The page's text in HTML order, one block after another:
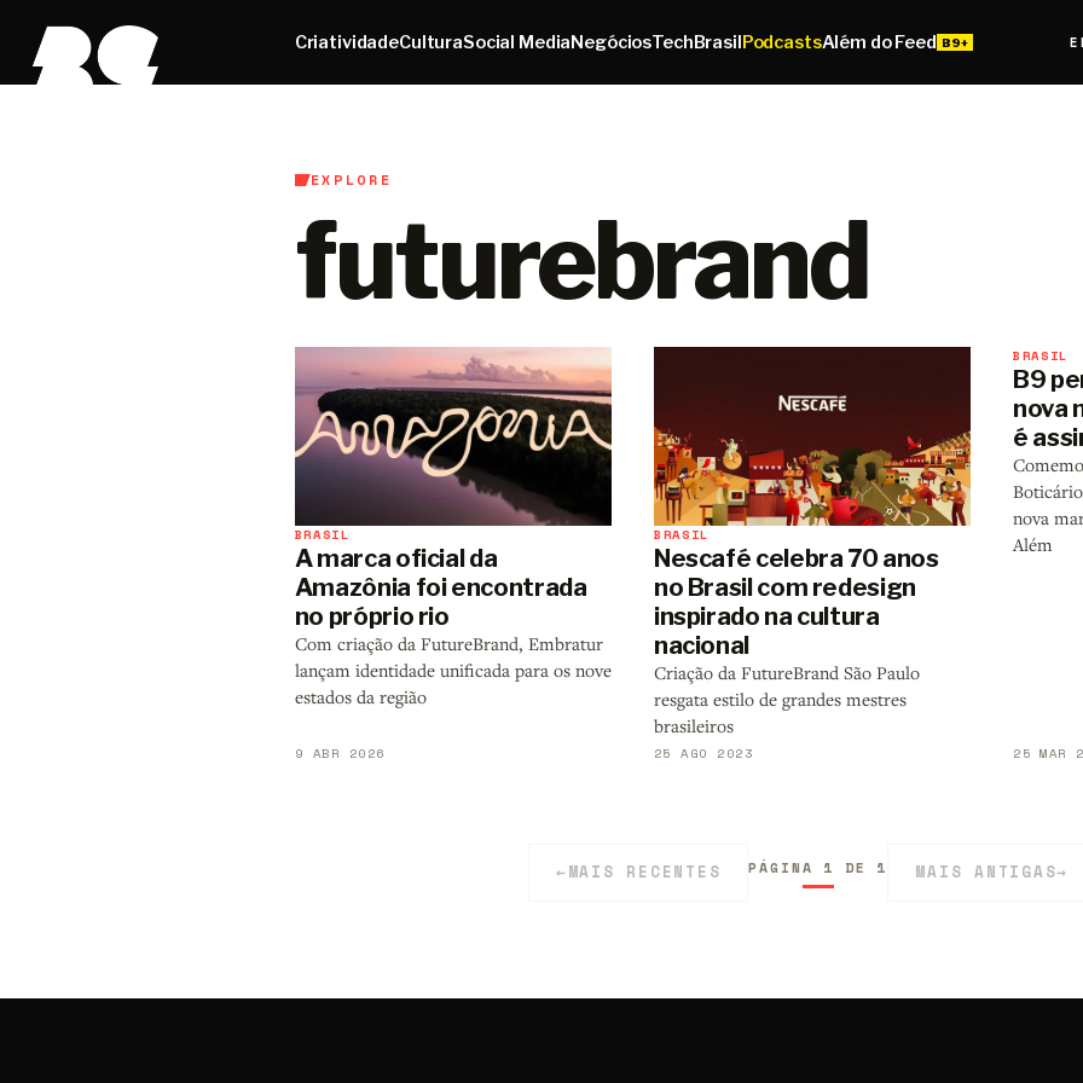
CriatividadeCulturaSocial MediaNegóciosTechBrasilPodcastsAlém do Feed
EXPLORE
futurebrand
BRASIL
A marca oficial da
Amazônia foi encontrada
no próprio rio
Com criação da FutureBrand, Embratur
lançam identidade unificada para os nove
estados da região
9 ABR 2026
BRASIL
Nescafé celebra 70 anos
no Brasil com redesign
inspirado na cultura
nacional
Criação da FutureBrand São Paulo
resgata estilo de grandes mestres
brasileiros
25 AGO 2023
BRASIL
B9
nova
é
nova
Além
25 MAR
←MAIS RECENTES PÁGINA 1 DE 1 MAIS ANTIGAS→